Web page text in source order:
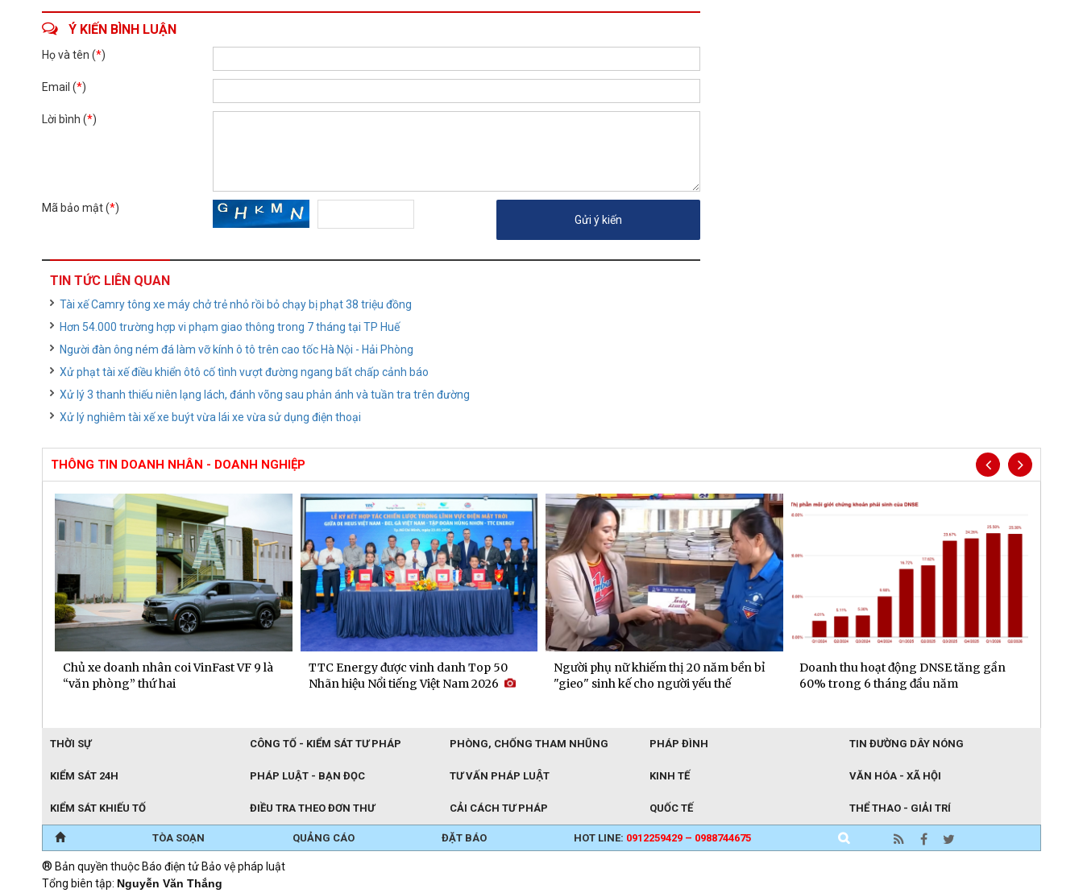
Ý KIẾN BÌNH LUẬN
Họ và tên (*)
Email (*)
Lời bình (*)
Mã bảo mật (*)
TIN TỨC LIÊN QUAN
Tài xế Camry tông xe máy chở trẻ nhỏ rồi bỏ chạy bị phạt 38 triệu đồng
Hơn 54.000 trường hợp vi phạm giao thông trong 7 tháng tại TP Huế
Người đàn ông ném đá làm vỡ kính ô tô trên cao tốc Hà Nội - Hải Phòng
Xử phạt tài xế điều khiển ôtô cố tình vượt đường ngang bất chấp cảnh báo
Xử lý 3 thanh thiếu niên lạng lách, đánh võng sau phản ánh và tuần tra trên đường
Xử lý nghiêm tài xế xe buýt vừa lái xe vừa sử dụng điện thoại
THÔNG TIN DOANH NHÂN - DOANH NGHIỆP
Chủ xe doanh nhân coi VinFast VF 9 là
“văn phòng” thứ hai
TTC Energy được vinh danh Top 50
Nhãn hiệu Nổi tiếng Việt Nam 2026
Người phụ nữ khiếm thị 20 năm bền bỉ
"gieo" sinh kế cho người yếu thế
Doanh thu hoạt động DNSE tăng gần
60% trong 6 tháng đầu năm
THỜI SỰ CÔNG TỐ - KIỂM SÁT TƯ PHÁP PHÒNG, CHỐNG THAM NHŨNG PHÁP ĐÌNH TIN ĐƯỜNG DÂY NÓNG
KIỂM SÁT 24H PHÁP LUẬT - BẠN ĐỌC TƯ VẤN PHÁP LUẬT KINH TẾ VĂN HÓA - XÃ HỘI
KIỂM SÁT KHIẾU TỐ ĐIỀU TRA THEO ĐƠN THƯ CẢI CÁCH TƯ PHÁP QUỐC TẾ THỂ THAO - GIẢI TRÍ
TÒA SOẠN QUẢNG CÁO ĐẶT BÁO HOT LINE: 0912259429 – 0988744675
® Bản quyền thuộc Báo điện tử Bảo vệ pháp luật
Tổng biên tập: Nguyễn Văn Thắng